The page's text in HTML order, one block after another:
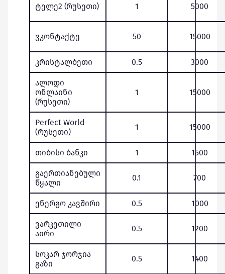
ტელე2 (რუსეთი) 1 5000
ვკონტაქტე 50 15000
კრისტალბეთი 0.5 3000
ალოდი
ონლაინი
(რუსეთი)
1 15000
Perfect World
(რუსეთი)
1 15000
თიბისი ბანკი 1 1500
გაერთიანებული
წყალი
0.1 700
ენერგო კავშირი 0.5 1000
ვარკეთილი
აირი
0.5 1200
სოკარ ჯორჯია
გაზი
0.5 1400